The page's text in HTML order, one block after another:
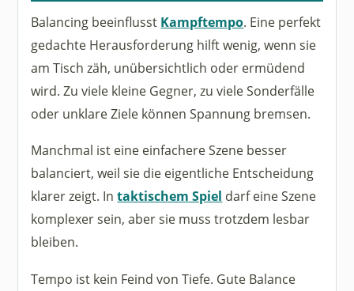
Balancing beeinflusst Kampftempo. Eine perfekt
gedachte Herausforderung hilft wenig, wenn sie
am Tisch zäh, unübersichtlich oder ermüdend
wird. Zu viele kleine Gegner, zu viele Sonderfälle
oder unklare Ziele können Spannung bremsen.
Manchmal ist eine einfachere Szene besser
balanciert, weil sie die eigentliche Entscheidung
klarer zeigt. Intaktischem Spiel darf eine Szene
komplexer sein, aber sie muss trotzdem lesbar
bleiben.
Tempo ist kein Feind von Tiefe. Gute Balance